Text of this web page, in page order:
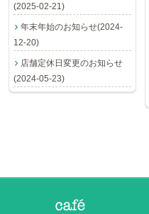
(2025-02-21)
年末年始のお知らせ(2024-
12-20)
店舗定休日変更のお知らせ
(2024-05-23)